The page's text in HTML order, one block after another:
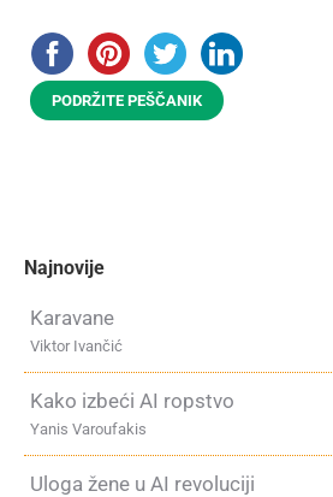
PODRŽITE PEŠČANIK
Najnovije
Karavane
Viktor Ivančić
Kako izbeći AI ropstvo
Yanis Varoufakis
Uloga žene u AI revoluciji